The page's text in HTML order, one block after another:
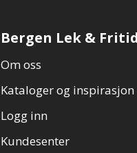
Bergen Lek &
Om oss
Kataloger og inspirasjon
Logg inn
Kundesenter